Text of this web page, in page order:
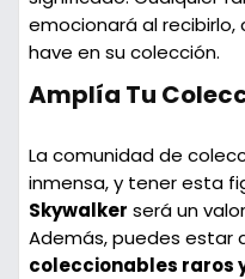
emocionará al
have en su colección.
Amplía Tu
La comunidad de
inmensa, y tener esta
Skywalker será un
Además, puedes estar
coleccionables raros